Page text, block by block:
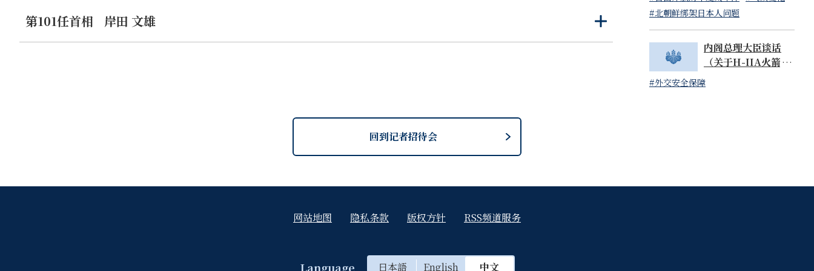
第101任首相
岸田 文雄
打
开
关
闭
读）
#北朝鲜绑架日本人问题
内阁总理大臣谈话
（关于H-IIA火箭48
号机的成功发射）
#外交安全保障
回到记者招待会
网站地图 隐私条款 版权方针 RSS频道服务
Language 日本語 English 中文